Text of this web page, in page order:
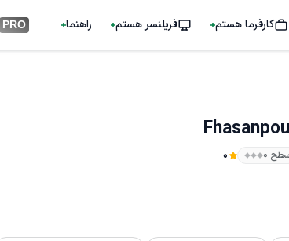
کارفرما هستم فریلنسر هستم راهنما PRO
سطح ۰ 0